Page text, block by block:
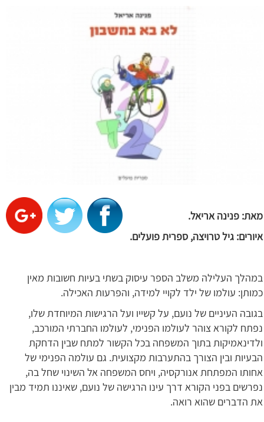
מאת: פנינה אריאל.
איורים: גיל טרויצה, ספרית פועלים.
במהלך העלילה משלב הספר עיסוק בשתי בעיות חשובות מאין
כמותן: עולמו של ילד לקויי למידה, והפרעות האכילה.
בגובה העיניים של נועם, על קשייו ועל הרגישות המיוחדת שלו,
נפתח לקורא צוהר לעולמו הפנימי, לעולמו החברתי המורכב,
ולדינאמיקות בתוך המשפחה בכל הקשור למתח שבין הדחקת
הבעיות ובין הצורך בהתערבות מקצועית. גם עולמה הפנימי של
אחותו המפתחת אנורקסיה, ויחס המשפחה אל השינוי שחל בה,
נפרשים בפני הקורא דרך עינו הרגישה של נועם, שאיננו תמיד מבין
את הדברים שהוא רואה.